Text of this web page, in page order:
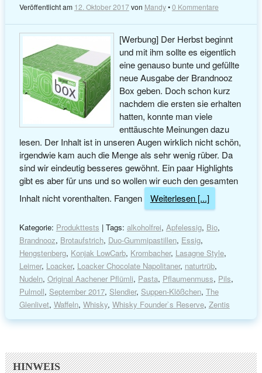
Veröffentlicht am 12. Oktober 2017von Mandy•0 Kommentare
[Werbung] Der Herbst beginnt
und mit ihm sollte es eigentlich
eine genauso bunte und gefüllte
neue Ausgabe der Brandnooz
Box geben. Doch schon kurz
nachdem die ersten sie erhalten
hatten, konnte man viele
enttäuschte Meinungen dazu
lesen. Der Inhalt ist in unseren Augen wirklich nicht schön,
irgendwie kam auch die Menge als sehr wenig rüber. Da
sind wir eindeutig besseres gewöhnt. Ein paar Highlights
gibt es aber für uns und so wollen wir euch den gesamten
Inhalt nicht vorenthalten. Fangen
Weiterlesen [...]
Kategorie: Produkttests | Tags: alkoholfrei, Apfelessig, Bio,
Brandnooz, Brotaufstrich, Duo-Gummipastillen, Essig,
Hengstenberg, Konjak LowCarb, Krombacher, Lasagne Style,
Leimer, Loacker, Loacker Chocolate Napolitaner, naturtrüb,
Nudeln, Original Aachener Pflümli, Pasta, Pflaumenmuss, Pils,
Pulmoll, September 2017, Slendier, Suppen-Klößchen, The
Glenlivet, Waffeln, Whisky, Whisky Founder`s Reserve, Zentis
HINWEIS